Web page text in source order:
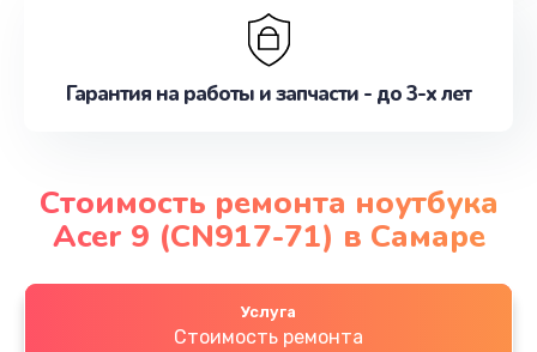
Гарантия на работы и запчасти - до 3-х лет
Стоимость ремонта ноутбука
Acer 9 (CN917-71) в Самаре
Услуга
Стоимость ремонта